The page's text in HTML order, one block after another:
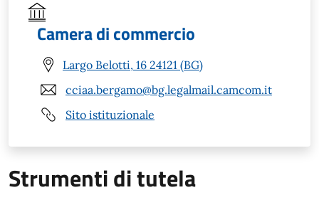
Camera di commercio
Largo Belotti, 16 24121 (BG)
cciaa.bergamo@bg.legalmail.camcom.it
Sito istituzionale
Strumenti di tutela